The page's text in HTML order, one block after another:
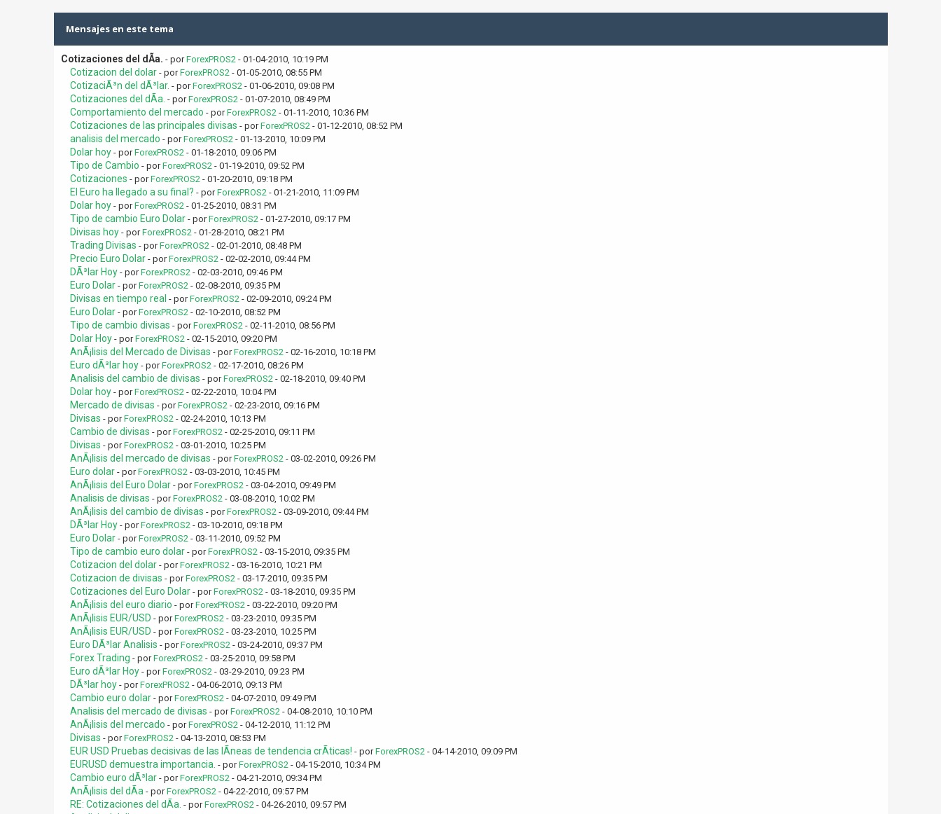
Mensajes en este tema
Cotizaciones del dÃ­a. - porForexPROS2- 01-04-2010, 10:19 PM
Cotizacion del dolar - porForexPROS2- 01-05-2010, 08:55 PM
CotizaciÃ³n del dÃ³lar. - porForexPROS2- 01-06-2010, 09:08 PM
Cotizaciones del dÃ­a. - porForexPROS2- 01-07-2010, 08:49 PM
Comportamiento del mercado - porForexPROS2- 01-11-2010, 10:36 PM
Cotizaciones de las principales divisas - porForexPROS2- 01-12-2010, 08:52 PM
analisis del mercado - porForexPROS2- 01-13-2010, 10:09 PM
Dolar hoy - porForexPROS2- 01-18-2010, 09:06 PM
Tipo de Cambio - porForexPROS2- 01-19-2010, 09:52 PM
Cotizaciones - porForexPROS2- 01-20-2010, 09:18 PM
El Euro ha llegado a su final? - porForexPROS2- 01-21-2010, 11:09 PM
Dolar hoy - porForexPROS2- 01-25-2010, 08:31 PM
Tipo de cambio Euro Dolar - porForexPROS2- 01-27-2010, 09:17 PM
Divisas hoy - porForexPROS2- 01-28-2010, 08:21 PM
Trading Divisas - porForexPROS2- 02-01-2010, 08:48 PM
Precio Euro Dolar - porForexPROS2- 02-02-2010, 09:44 PM
DÃ³lar Hoy - porForexPROS2- 02-03-2010, 09:46 PM
Euro Dolar - porForexPROS2- 02-08-2010, 09:35 PM
Divisas en tiempo real - porForexPROS2- 02-09-2010, 09:24 PM
Euro Dolar - porForexPROS2- 02-10-2010, 08:52 PM
Tipo de cambio divisas - porForexPROS2- 02-11-2010, 08:56 PM
Dolar Hoy - porForexPROS2- 02-15-2010, 09:20 PM
AnÃ¡lisis del Mercado de Divisas - porForexPROS2- 02-16-2010, 10:18 PM
Euro dÃ³lar hoy - porForexPROS2- 02-17-2010, 08:26 PM
Analisis del cambio de divisas - porForexPROS2- 02-18-2010, 09:40 PM
Dolar hoy - porForexPROS2- 02-22-2010, 10:04 PM
Mercado de divisas - porForexPROS2- 02-23-2010, 09:16 PM
Divisas - porForexPROS2- 02-24-2010, 10:13 PM
Cambio de divisas - porForexPROS2- 02-25-2010, 09:11 PM
Divisas - porForexPROS2- 03-01-2010, 10:25 PM
AnÃ¡lisis del mercado de divisas - porForexPROS2- 03-02-2010, 09:26 PM
Euro dolar - porForexPROS2- 03-03-2010, 10:45 PM
AnÃ¡lisis del Euro Dolar - porForexPROS2- 03-04-2010, 09:49 PM
Analisis de divisas - porForexPROS2- 03-08-2010, 10:02 PM
AnÃ¡lisis del cambio de divisas - porForexPROS2- 03-09-2010, 09:44 PM
DÃ³lar Hoy - porForexPROS2- 03-10-2010, 09:18 PM
Euro Dolar - porForexPROS2- 03-11-2010, 09:52 PM
Tipo de cambio euro dolar - porForexPROS2- 03-15-2010, 09:35 PM
Cotizacion del dolar - porForexPROS2- 03-16-2010, 10:21 PM
Cotizacion de divisas - porForexPROS2- 03-17-2010, 09:35 PM
Cotizaciones del Euro Dolar - porForexPROS2- 03-18-2010, 09:35 PM
AnÃ¡lisis del euro diario - porForexPROS2- 03-22-2010, 09:20 PM
AnÃ¡lisis EUR/USD - porForexPROS2- 03-23-2010, 09:35 PM
AnÃ¡lisis EUR/USD - porForexPROS2- 03-23-2010, 10:25 PM
Euro DÃ³lar Analisis - porForexPROS2- 03-24-2010, 09:37 PM
Forex Trading - porForexPROS2- 03-25-2010, 09:58 PM
Euro dÃ³lar Hoy - porForexPROS2- 03-29-2010, 09:23 PM
DÃ³lar hoy - porForexPROS2- 04-06-2010, 09:13 PM
Cambio euro dolar - porForexPROS2- 04-07-2010, 09:49 PM
Analisis del mercado de divisas - porForexPROS2- 04-08-2010, 10:10 PM
AnÃ¡lisis del mercado - porForexPROS2- 04-12-2010, 11:12 PM
Divisas - porForexPROS2- 04-13-2010, 08:53 PM
EUR USD Pruebas decisivas de las lÃ­neas de tendencia crÃ­ticas! - porForexPROS2- 04-14-2010, 09:09 PM
EURUSD demuestra importancia. - porForexPROS2- 04-15-2010, 10:34 PM
Cambio euro dÃ³lar - porForexPROS2- 04-21-2010, 09:34 PM
AnÃ¡lisis del dÃ­a - porForexPROS2- 04-22-2010, 09:57 PM
RE: Cotizaciones del dÃ­a. - porForexPROS2- 04-26-2010, 09:57 PM